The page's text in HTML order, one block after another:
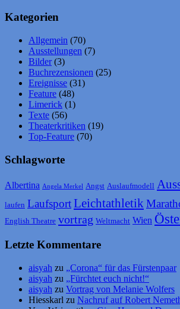
Kategorien
Allgemein (70)
Ausstellungen (7)
Bilder(3)
Buchrezensionen (25)
Ereignisse (31)
Feature (48)
Limerick (1)
Texte (56)
Theaterkritiken (19)
Top-Feature (70)
Schlagworte
Albertina Angela Merkel Angst Auslaufmodell
laufen LaufsportLeichtathletik
English Theatre vortrag Weltmacht Wien
Letzte Kommentare
aisyah zu „Corona“ für das Fürstenpaar
aisyah zu „Fürchtet euch nicht!“
aisyah zu Vortrag von Melanie Wolfers
Hiesskarl zu Nachruf auf Robert